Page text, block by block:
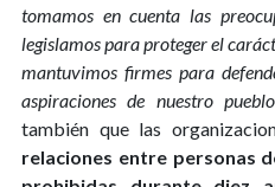
tomamos en cuenta las
legislamos para proteger el
mantuvimos firmes para
aspiraciones de nuestro
también que las
relaciones entre personas